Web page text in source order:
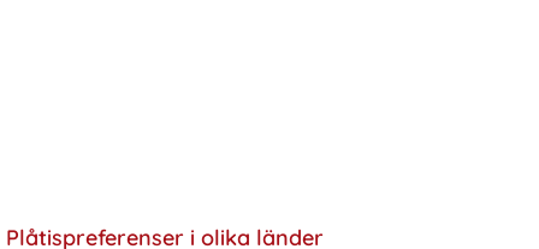
Plåtispreferenser i olika länder